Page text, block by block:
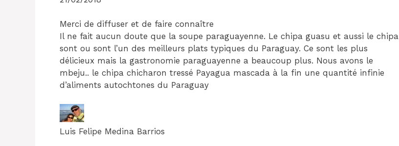
Merci de diffuser et de faire connaître
Il ne fait aucun doute que la soupe paraguayenne. Le chipa guasu et aussi le chipa
sont ou sont l’un des meilleurs plats typiques du Paraguay. Ce sont les plus
délicieux mais la gastronomie paraguayenne a beaucoup plus. Nous avons le
mbeju.. le chipa chicharon tressé Payagua mascada à la fin une quantité infinie
d’aliments autochtones du Paraguay
Luis Felipe Medina Barrios